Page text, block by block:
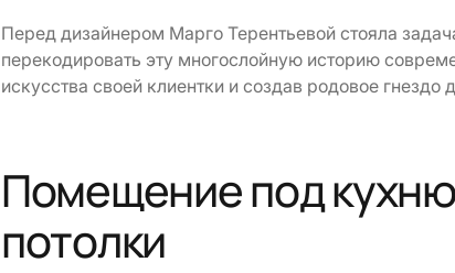
Перед дизайнером Марго Терентьевой стояла
перекодировать эту многослойную историю
искусства своей клиентки и создав родовое гнездо
Помещение под
потолки